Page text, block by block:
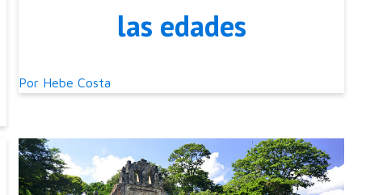
las edades
Por Hebe Costa